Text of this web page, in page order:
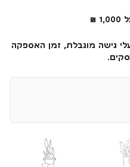
₪
גישה מוגבלת, זמן האספקה